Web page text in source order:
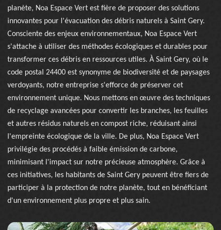
planète, Noa Espace Vert est fière de proposer des solutions
innovantes pour l'évacuation des débris naturels à Saint Gery.
Consciente des enjeux environnementaux, Noa Espace Vert
s'attache à utiliser des méthodes écologiques et durables pour
transformer ces débris en ressources utiles. À Saint Gery, où le
code postal 24400 est synonyme de biodiversité et de paysages
verdoyants, notre entreprise s'efforce de préserver cet
environnement unique. Nous mettons en œuvre des techniques
de recyclage avancées pour convertir les branches, les feuilles
et autres résidus naturels en compost riche, réduisant ainsi
l'empreinte écologique de la ville. De plus, Noa Espace Vert
privilégie des procédés à faible émission de carbone,
minimisant l'impact sur notre précieuse atmosphère. Grâce à
ces initiatives, les habitants de Saint Gery peuvent être fiers de
participer à la protection de notre planète, tout en bénéficiant
d'un environnement plus propre et plus sain.